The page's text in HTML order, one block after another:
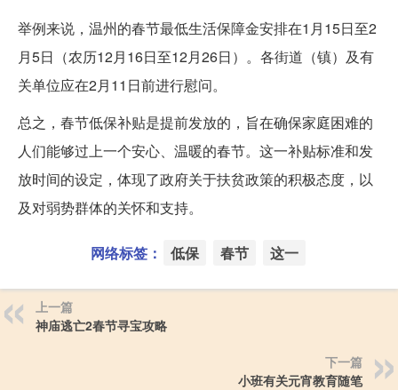
举例来说，温州的春节最低生活保障金安排在1月15日至2
月5日（农历12月16日至12月26日）。各街道（镇）及有
关单位应在2月11日前进行慰问。
总之，春节低保补贴是提前发放的，旨在确保家庭困难的
人们能够过上一个安心、温暖的春节。这一补贴标准和发
放时间的设定，体现了政府关于扶贫政策的积极态度，以
及对弱势群体的关怀和支持。
网络标签： 低保 春节 这一
上一篇
神庙逃亡2春节寻宝攻略
下一篇
小班有关元宵教育随笔